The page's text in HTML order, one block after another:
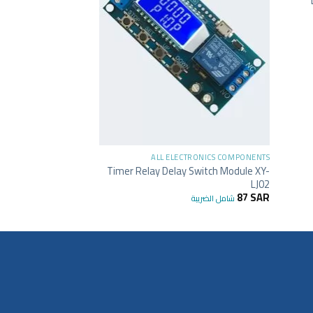
ALL ELECTRONICS COMPONENTS
Timer Relay Delay Switch Module XY-
LJ02
87SAR شامل الضريبة